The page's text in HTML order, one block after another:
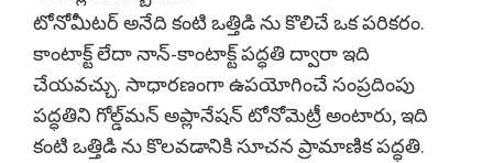
టోనోమీటర్ అనేది కంటి ఒత్తిడి ను కొలిచే ఒక పరికరం.
కాంటాక్ట్ లేదా నాన్-కాంటాక్ట్ పద్ధతి ద్వారా ఇది
చేయవచ్చు. సాధారణంగా ఉపయోగించే సంప్రదింపు
పద్ధతిని గోల్డ్‌మన్ అప్లానేషన్ టోనోమెట్రీ అంటారు, ఇది
కంటి ఒత్తిడి ను కొలవడానికి సూచన ప్రామాణిక పద్ధతి.